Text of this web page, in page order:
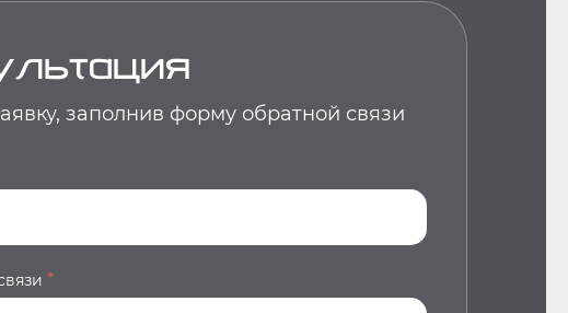
заполнив форму обратной связи
*